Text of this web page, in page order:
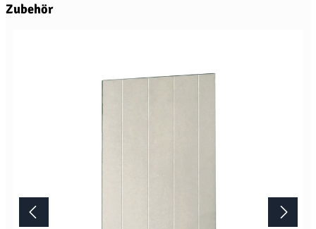
Produktgalerie überspringen
Zubehör